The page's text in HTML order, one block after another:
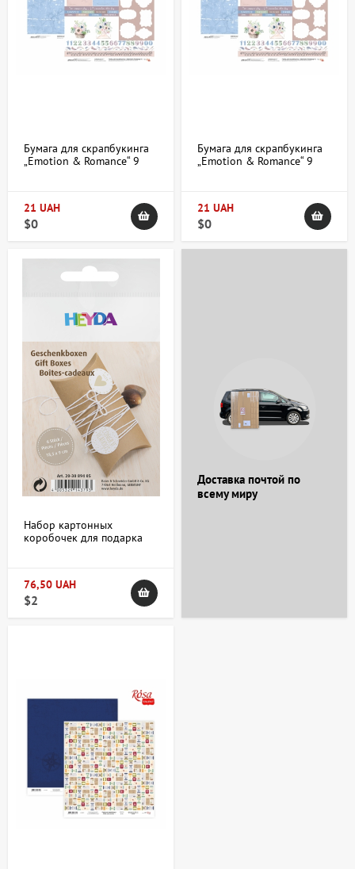
Бумага для скрапбукинга
„Emotion & Romance“ 9
21 UAH
$0
Бумага для скрапбукинга
„Emotion & Romance“ 9
21 UAH
$0
Набор картонных
коробочек для подарка
76,50 UAH
$2
Доставка почтой по
всему миру